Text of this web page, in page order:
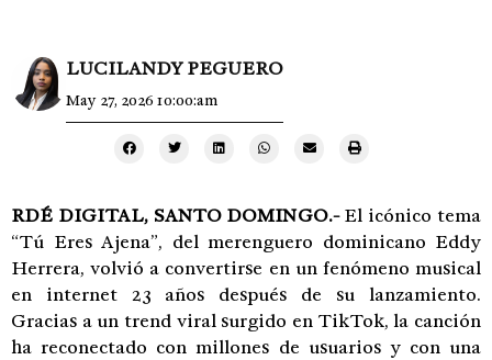
LUCILANDY PEGUERO
May 27, 2026 10:00:am
RDÉ DIGITAL, SANTO DOMINGO.-El icónico tema
“Tú Eres Ajena”, del merenguero dominicano Eddy
Herrera, volvió a convertirse en un fenómeno musical
en internet 23 años después de su lanzamiento.
Gracias a un trend viral surgido en TikTok, la canción
ha reconectado con millones de usuarios y con una